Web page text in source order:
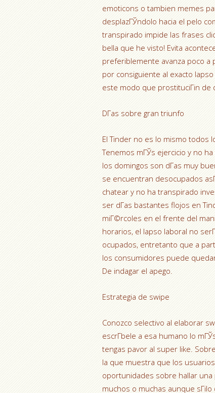
emoticons o tambien memes
desplazГЎndolo hacia el pelo
transpirado impide las frases
bella que he visto! Evita
preferiblemente avanza poco a
por consiguiente al exacto
este modo que prostituciГіn de
DГ­as sobre gran triunfo
El Tinder no es lo mismo todos
Tenemos mГЎs ejercicio y no
los domingos son dГ­as muy
se encuentran desocupados
chatear y no ha transpirado
ser dГ­as bastantes flojos en
miГ©rcoles en el frente del
horarios, el lapso laboral no
ocupados, entretanto que a
los consumidores puede
De indagar el apego.
Estrategia de swipe
Conozco selectivo al elaborar
escrГ­bele a esa humano lo
tengas pavor al super like.
la que muestra que los
oportunidades sobre hallar
muchos o muchas aunque